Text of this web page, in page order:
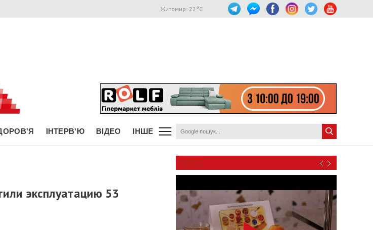
Житомир: 22 °C
ІНТЕРВ'Ю ВІДЕО ІНШЕ
эксплуатацию 53
ВІДЕО